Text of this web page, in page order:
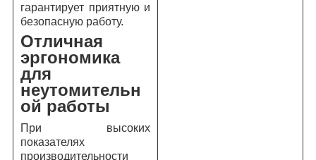
гарантирует приятную и
безопасную работу.
Отличная
эргономика
для
неутомительн
ой работы
При высоких
показателях
производительности